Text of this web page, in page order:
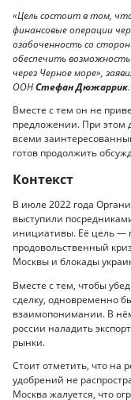
«Цель состоит в том,
финансовые операции
озабоченность со
обеспечить
через Черное море»,
ООНСтефан Дюжаррик.
Вместе с тем он не
предложении. При этом
всеми
готов продолжить
Контекст
В июле 2022 года
выступили
инициативы. Её цель —
продовольственный
Москвы и блокады
Вместе с тем, чтобы
сделку, одновременно
взаимопонимании. В
россии наладить
рынки.
Стоит отметить, что на
удобрений не
Москва жалуется, что